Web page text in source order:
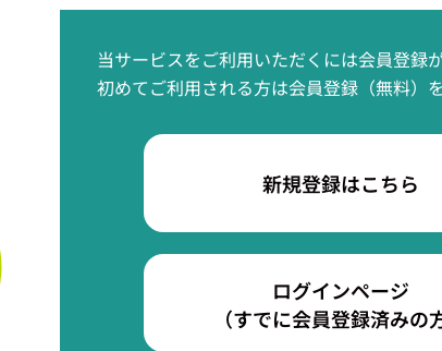
当サービスをご利用いただくには会員登録
初めてご利用される方は会員登録（無料）
新規登録はこちら
ログインページ
（すでに会員登録済みの